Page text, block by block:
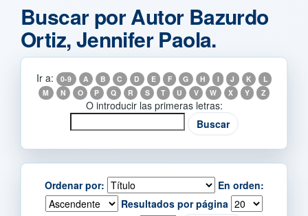
Buscar por Autor Bazurdo
Ortiz, Jennifer Paola.
Ir a: 0-9 A B C D E F G H I J K
L
M
N O P Q R S T U V W X Y Z
O introducir las primeras letras:
Ordenar por:
En orden:
Resultados por página